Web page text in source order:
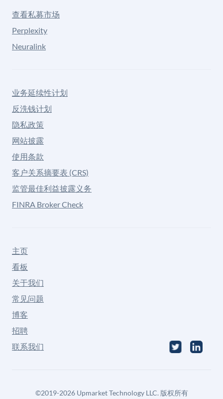
查看私募市场
Perplexity
Neuralink
业务延续性计划
反洗钱计划
隐私政策
网站披露
使用条款
客户关系摘要表 (CRS)
监管最佳利益披露义务
FINRA Broker Check
主页
看板
关于我们
常见问题
博客
招聘
联系我们
©2019-2026Upmarket Technology LLC. 版权所有